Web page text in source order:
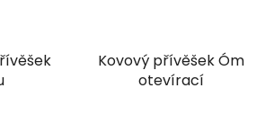
Kovový přívěšek Óm
otevírací